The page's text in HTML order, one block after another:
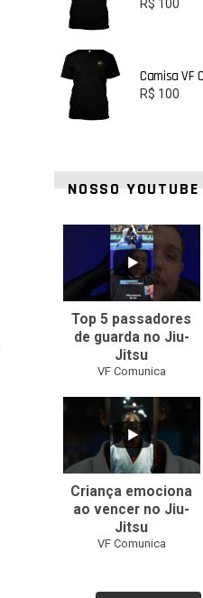
R$ 100
Camisa VF
R$ 100
NOSSO YOUTUBE
1
Top 5 passadores
de guarda no Jiu-
Jitsu
VF Comunica
0
Criança emociona
ao vencer no Jiu-
Jitsu
VF Comunica